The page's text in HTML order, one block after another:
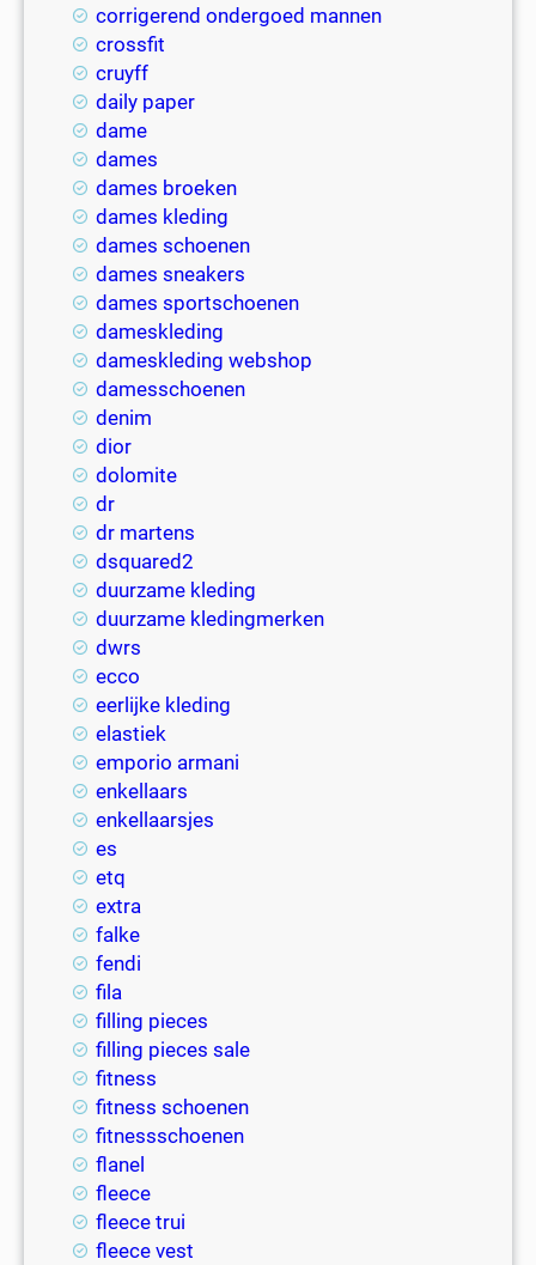
corrigerend ondergoed mannen
crossfit
cruyff
daily paper
dame
dames
dames broeken
dames kleding
dames schoenen
dames sneakers
dames sportschoenen
dameskleding
dameskleding webshop
damesschoenen
denim
dior
dolomite
dr
dr martens
dsquared2
duurzame kleding
duurzame kledingmerken
dwrs
ecco
eerlijke kleding
elastiek
emporio armani
enkellaars
enkellaarsjes
es
etq
extra
falke
fendi
fila
filling pieces
filling pieces sale
fitness
fitness schoenen
fitnessschoenen
flanel
fleece
fleece trui
fleece vest